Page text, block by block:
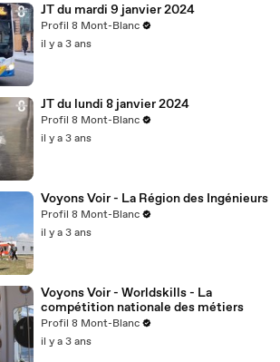
JT du mardi 9 janvier 2024
Profil 8 Mont-Blanc
il y a 3 ans
JT du lundi 8 janvier 2024
Profil 8 Mont-Blanc
il y a 3 ans
Voyons Voir - La Région des Ingénieurs
Profil 8 Mont-Blanc
il y a 3 ans
Voyons Voir - Worldskills - La
compétition nationale des métiers
Profil 8 Mont-Blanc
il y a 3 ans